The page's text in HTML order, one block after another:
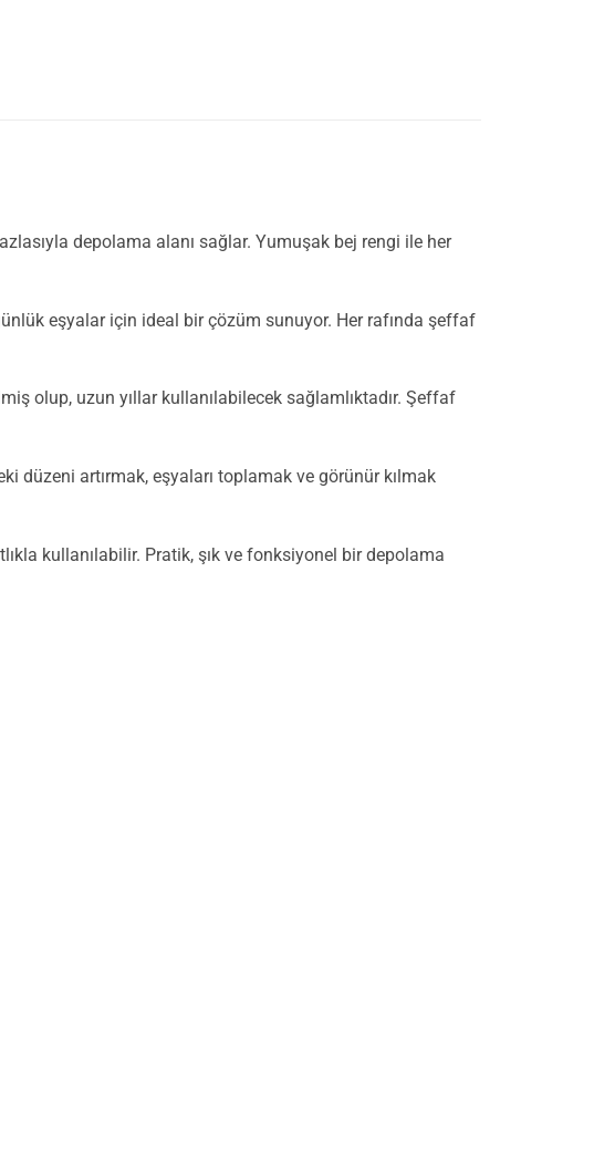
depolama alanı sağlar. Yumuşak bej rengi ile her
eşyalar için ideal bir çözüm sunuyor. Her rafında şeffaf
olup, uzun yıllar kullanılabilecek sağlamlıktadır. Şeffaf
düzeni artırmak, eşyaları toplamak ve görünür kılmak
kullanılabilir. Pratik, şık ve fonksiyonel bir depolama